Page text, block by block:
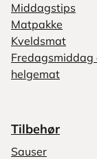
Middagstips
Matpakke
Kveldsmat
Fredagsmiddag
helgemat
Tilbehør
Sauser